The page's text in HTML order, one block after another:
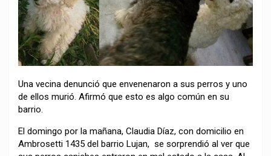
Una vecina denunció que envenenaron a sus perros y uno
de ellos murió. Afirmó que esto es algo común en su
barrio.
El domingo por la mañana, Claudia Díaz, con domicilio en
Ambrosetti 1435 del barrio Lujan, se sorprendió al ver que